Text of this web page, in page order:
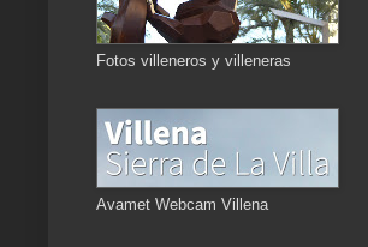
Fotos villeneros y villeneras
Avamet Webcam Villena